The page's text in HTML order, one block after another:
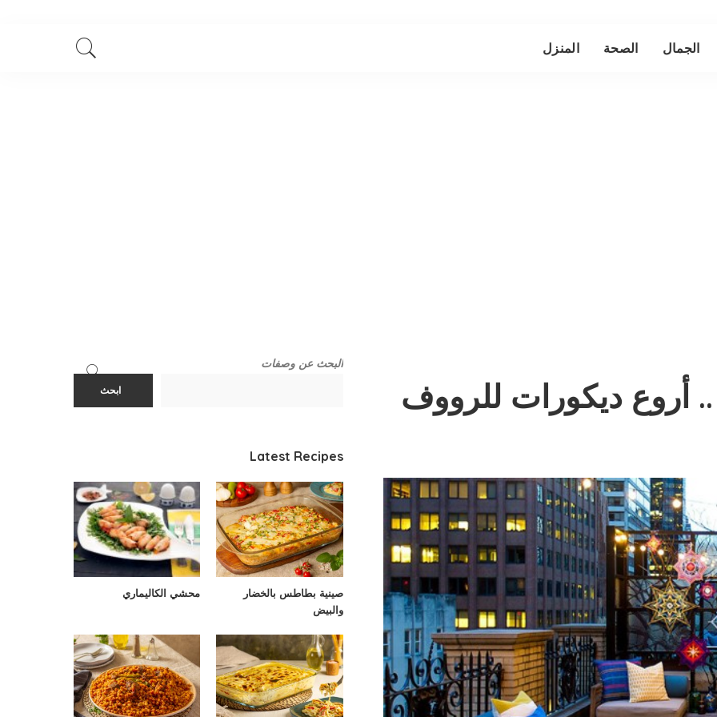
الجمال الصحة المنزل
أروع ديكورات للرووف
البحث عن وصفات
ابحث
Latest Recipes
صينية بطاطس بالخضار
والبيض
محشي الكاليماري